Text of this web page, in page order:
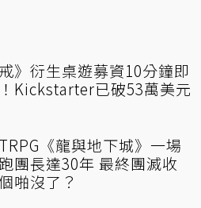
戒》衍生桌遊募資10分鐘即
Kickstarter已破53萬美元
《龍與地下城》一場
團長達30年 最終團滅收
啪沒了？